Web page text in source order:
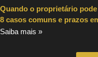
Quando o proprietário
8 casos comuns e prazos
Saiba mais »